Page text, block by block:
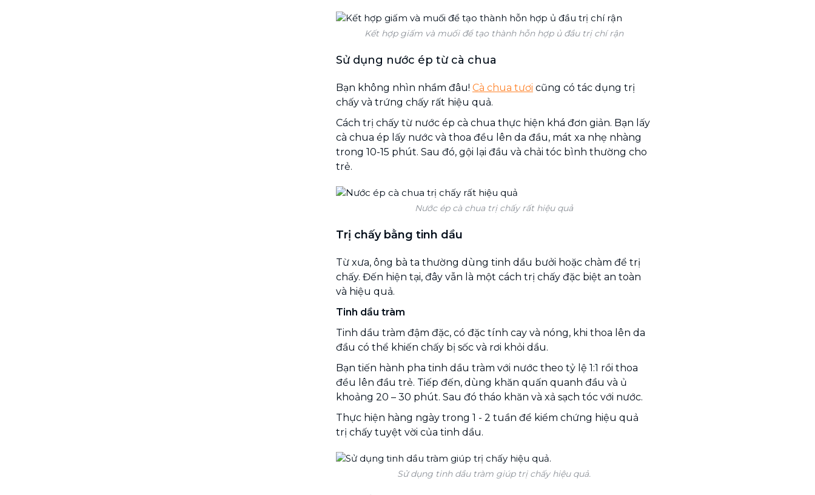
Kết hợp giấm và muối để tạo thành hỗn hợp ủ đầu trị chí rận
Sử dụng nước ép từ cà chua
Bạn không nhìn nhầm đâu! Cà chua tươi cũng có tác dụng trị
chấy và trứng chấy rất hiệu quả.
Cách trị chấy từ nước ép cà chua thực hiện khá đơn giản. Bạn lấy
cà chua ép lấy nước và thoa đều lên da đầu, mát xa nhẹ nhàng
trong 10-15 phút. Sau đó, gội lại đầu và chải tóc bình thường cho
trẻ.
Nước ép cà chua trị chấy rất hiệu quả
Trị chấy bằng tinh dầu
Từ xưa, ông bà ta thường dùng tinh dầu bưởi hoặc chàm để trị
chấy. Đến hiện tại, đây vẫn là một cách trị chấy đặc biệt an toàn
và hiệu quả.
Tinh dầu tràm
Tinh dầu tràm đậm đặc, có đặc tính cay và nóng, khi thoa lên da
đầu có thể khiến chấy bị sốc và rơi khỏi dầu.
Bạn tiến hành pha tinh dầu tràm với nước theo tỷ lệ 1:1 rồi thoa
đều lên đầu trẻ. Tiếp đến, dùng khăn quấn quanh đầu và ủ
khoảng 20 – 30 phút. Sau đó tháo khăn và xả sạch tóc với nước.
Thực hiện hàng ngày trong 1 - 2 tuần để kiểm chứng hiệu quả
trị chấy tuyệt vời của tinh dầu.
Sử dụng tinh dầu tràm giúp trị chấy hiệu quả.